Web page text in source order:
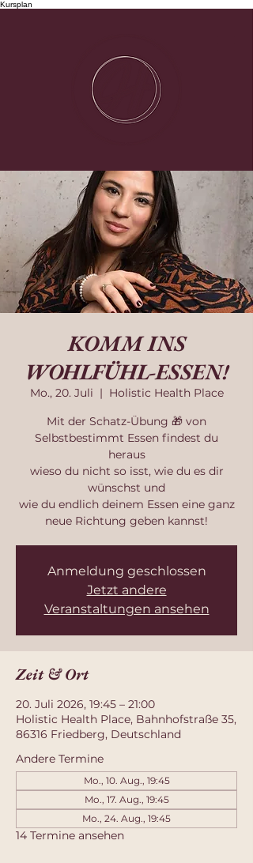
Kursplan
KOMM INS
WOHLFÜHL-ESSEN!
Mo., 20. Juli
  |
Holistic Health Place
Mit der Schatz-Übung 🎁 von
Selbstbestimmt Essen findest du
heraus
wieso du nicht so isst, wie du es dir
wünschst und
wie du endlich deinem Essen eine ganz
neue Richtung geben kannst!
Anmeldung geschlossen
Jetzt andere
Veranstaltungen ansehen
Zeit & Ort
20. Juli 2026, 19:45 – 21:00
Holistic Health Place, Bahnhofstraße 35,
86316 Friedberg, Deutschland
Andere Termine
Mo., 10. Aug., 19:45
Mo., 17. Aug., 19:45
Mo., 24. Aug., 19:45
14 Termine ansehen